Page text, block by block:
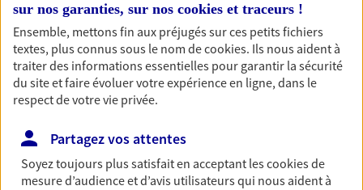
OBTENIR UN TARIF EN LIGNE
Garantie Accidents de la Vie
Bricoleuse, féru de jardinage, pâtissier en herbe
accident du quotidien. Avec Ma Protection
Accident, protégez votre qualité de vie et vos
revenus.
sur nos garanties, sur nos cookies et traceurs !
Ensemble, mettons fin aux préjugés sur ces petits fichiers
textes, plus connus sous le nom decookies. Ils nous aident à
traiter des informations essentielles pour garantir la sécurité
du site et faire évoluer votre expérience en ligne, dans le
respect de votre vie privée.
Partagez vos attentes
Soyez toujours plus satisfait en acceptant lescookiesde
mesure d’audience et d’avis utilisateurs qui nous aident à